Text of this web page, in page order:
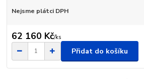
Nejsme plátci DPH
62 160 Kč/ks
Přidat do košíku